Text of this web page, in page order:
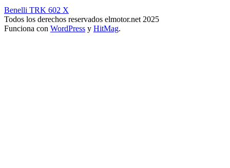
Benelli TRK 602 X
Todos los derechos reservados elmotor.net 2025
Funciona con WordPress y HitMag.